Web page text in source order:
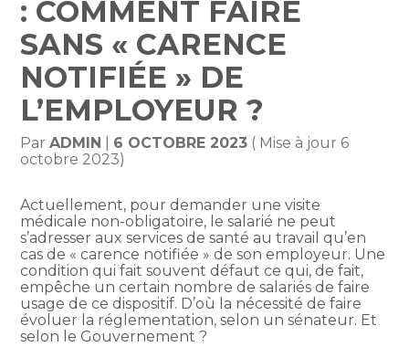
: COMMENT FAIRE
SANS « CARENCE
NOTIFIÉE » DE
L’EMPLOYEUR ?
ParADMIN 6 OCTOBRE 2023 ( Mise à jour 6
octobre 2023)
Actuellement, pour demander une visite
médicale non-obligatoire, le salarié ne peut
s’adresser aux services de santé au travail qu’en
cas de « carence notifiée » de son employeur. Une
condition qui fait souvent défaut ce qui, de fait,
empêche un certain nombre de salariés de faire
usage de ce dispositif. D’où la nécessité de faire
évoluer la réglementation, selon un sénateur. Et
selon le Gouvernement ?